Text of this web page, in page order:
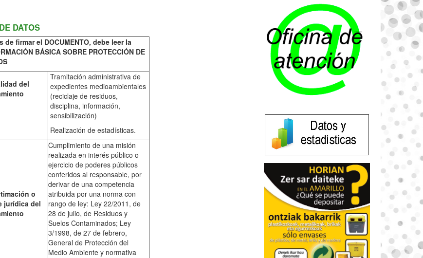
DATOS
de firmar el DOCUMENTO, debe leer la
BÁSICA SOBRE PROTECCIÓN DE
del
Tramitación administrativa de
expedientes medioambientales
(reciclaje de residuos,
disciplina, información,
sensibilización)
Realización de estadísticas.
o
jurídica del
Cumplimiento de una misión
realizada en interés público o
ejercicio de poderes públicos
conferidos al responsable, por
derivar de una competencia
atribuida por una norma con
rango de ley: Ley 22/2011, de
28 de julio, de Residuos y
Suelos Contaminados; Ley
3/1998, de 27 de febrero,
General de Protección del
Medio Ambiente y normativa